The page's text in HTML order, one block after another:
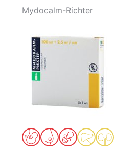
Mydocalm-Richter